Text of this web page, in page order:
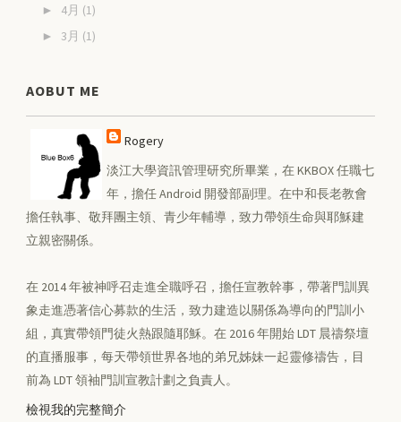
► 4月 (1)
► 3月 (1)
AOBUT ME
Rogery
淡江大學資訊管理研究所畢業，在 KKBOX 任職七
年，擔任 Android 開發部副理。在中和長老教會
擔任執事、敬拜團主領、青少年輔導，致力帶領生命與耶穌建
立親密關係。
在 2014 年被神呼召走進全職呼召，擔任宣教幹事，帶著門訓異
象走進憑著信心募款的生活，致力建造以關係為導向的門訓小
組，真實帶領門徒火熱跟隨耶穌。在 2016 年開始 LDT 晨禱祭壇
的直播服事，每天帶領世界各地的弟兄姊妹一起靈修禱告，目
前為 LDT 領袖門訓宣教計劃之負責人。
檢視我的完整簡介